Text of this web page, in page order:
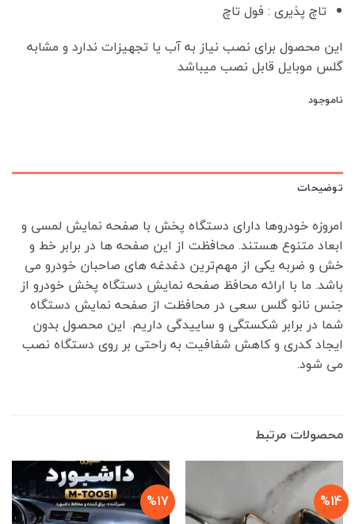
تاچ پذیری : فول تاچ
این محصول برای نصب نیاز به آب یا تجهیزات ندارد و مشابه
گلس موبایل قابل نصب میباشد
ناموجود
توضیحات
امروزه خودروها دارای دستگاه پخش با صفحه نمایش لمسی و
ابعاد متنوع هستند. محافظت از این صفحه ها در برابر خط و
خش و ضربه یکی از مهم‌ترین دغدغه های صاحبان خودرو می
باشد. ما با ارائه محافظ صفحه نمایش دستگاه پخش خودرو از
جنس نانو گلس سعی در محافظت از صفحه نمایش دستگاه
شما در برابر شکستگی و ساییدگی داریم. این محصول بدون
ایجاد کدری و کاهش شفافیت به راحتی بر روی دستگاه نصب
می شود.
محصولات مرتبط
%14
%17